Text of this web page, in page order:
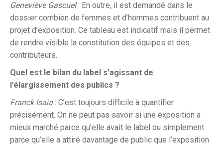
Geneviève Gascuel: En outre, il est demandé dans le
dossier combien de femmes et d’hommes contribuent au
projet d’exposition. Ce tableau est indicatif mais il permet
de rendre visible la constitution des équipes et des
contributeurs.
Quel est le bilan du label s’agissant de
l’élargissement des publics ?
Franck Isaia : C’est toujours difficile à quantifier
précisément. On ne peut pas savoir si une exposition a
mieux marché parce qu’elle avait le label ou simplement
parce qu’elle a attiré davantage de public que l’exposition